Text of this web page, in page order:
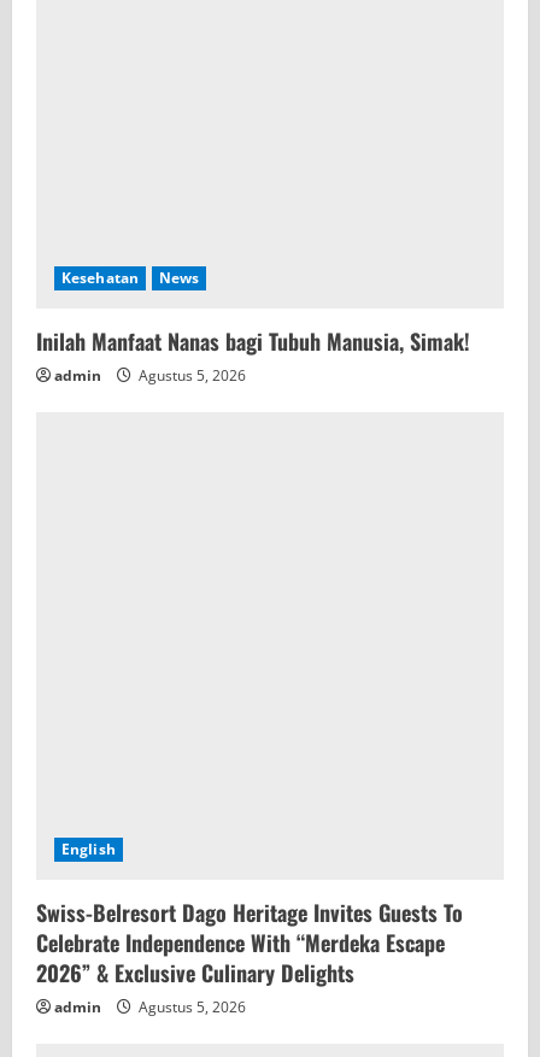
Kesehatan News
Inilah Manfaat Nanas bagi Tubuh Manusia, Simak!
admin Agustus 5, 2026
English
Swiss-Belresort Dago Heritage Invites Guests To
Celebrate Independence With “Merdeka Escape
2026” & Exclusive Culinary Delights
admin Agustus 5, 2026